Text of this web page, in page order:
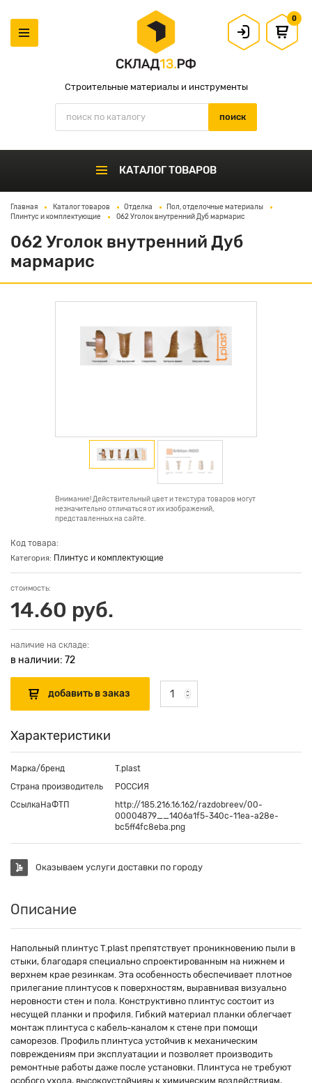
Строительные материалы и инструменты
0
КАТАЛОГ ТОВАРОВ
Главная Каталог товаров Отделка
Пол, отделочные материалы
Плинтус и комплектующие
062 Уголок внутренний Дуб мармарис
062 Уголок внутренний Дуб
мармарис
Внимание! Действительный цвет и текстура товаров могут
незначительно отличаться от их изображений,
представленных на сайте.
Код товара:
Категория: Плинтус и комплектующие
стоимость:
14.60 руб.
наличие на складе:
в наличии: 72
Характеристики
Марка/бренд
T.plast
Страна производитель
РОССИЯ
СсылкаНаФТП
http://185.216.16.162/razdobreev/00-
00004879__1406a1f5-340c-11ea-a28e-
bc5ff4fc8eba.png
Оказываем услуги доставки по городу
Описание
Напольный плинтус T.plast препятствует проникновению пыли в
стыки, благодаря специально спроектированным на нижнем и
верхнем крае резинкам. Эта особенность обеспечивает плотное
прилегание плинтусов к поверхностям, выравнивая визуально
неровности стен и пола. Конструктивно плинтус состоит из
несущей планки и профиля. Гибкий материал планки облегчает
монтаж плинтуса с кабель-каналом к стене при помощи
саморезов. Профиль плинтуса устойчив к механическим
повреждениям при эксплуатации и позволяет производить
ремонтные работы даже после установки. Плинтуса не требуют
особого ухода, высокоустойчивы к химическим воздействиям,